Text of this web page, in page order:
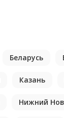
Беларусь
Казань
Нижний